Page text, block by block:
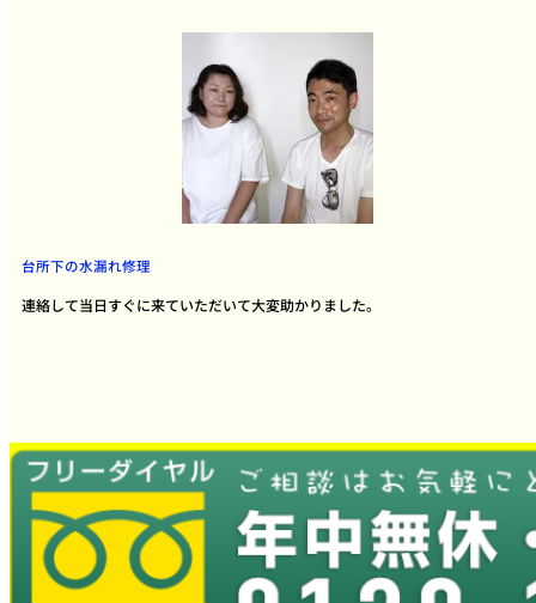
台所下の水漏れ修理
連絡して当日すぐに来ていただいて大変助かりました。